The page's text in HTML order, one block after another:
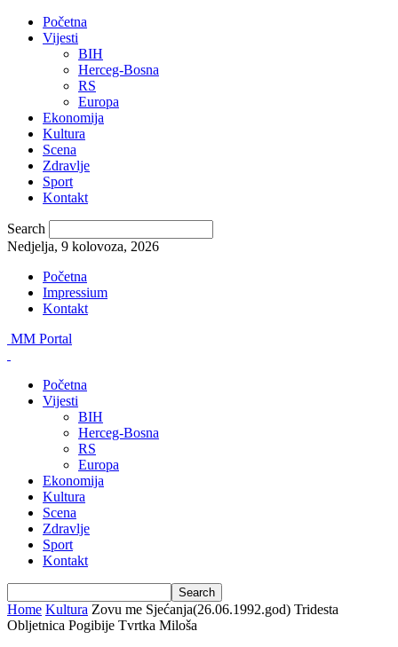
Početna
Vijesti
BIH
Herceg-Bosna
RS
Europa
Ekonomija
Kultura
Scena
Zdravlje
Sport
Kontakt
Search
Nedjelja, 9 kolovoza, 2026
Početna
Impressium
Kontakt
MM Portal
Početna
Vijesti
BIH
Herceg-Bosna
RS
Europa
Ekonomija
Kultura
Scena
Zdravlje
Sport
Kontakt
Home Kultura Zovu me Sjećanja(26.06.1992.god) Tridesta
Obljetnica Pogibije Tvrtka Miloša